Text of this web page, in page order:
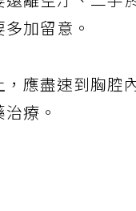
離空汙、二手
加留意。
應盡速到胸腔
療。